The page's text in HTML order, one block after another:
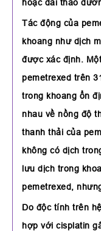
hoặc đái tháo
Tác động của
khoang như dịch
được xác định.
pemetrexed trên
trong khoang ổn
nhau về nồng độ
thanh thải của
không có dịch
lưu dịch trong
pemetrexed,
Do độc tính trên
hợp với cisplatin